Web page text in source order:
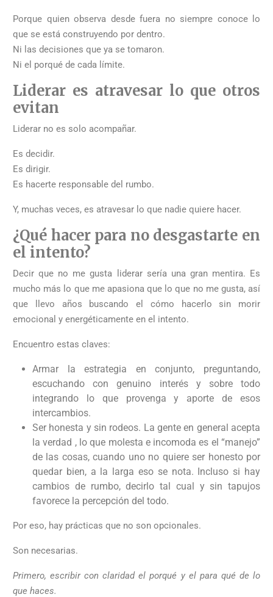
Porque quien observa desde fuera no siempre conoce lo
que se está construyendo por dentro.
Ni las decisiones que ya se tomaron.
Ni el porqué de cada límite.
Liderar es atravesar lo que otros
evitan
Liderar no es solo acompañar.
Es decidir.
Es dirigir.
Es hacerte responsable del rumbo.
Y, muchas veces, es atravesar lo que nadie quiere hacer.
¿Qué hacer para no desgastarte en
el intento?
Decir que no me gusta liderar sería una gran mentira. Es
mucho más lo que me apasiona que lo que no me gusta, así
que llevo años buscando el cómo hacerlo sin morir
emocional y energéticamente en el intento.
Encuentro estas claves:
Armar la estrategia en conjunto, preguntando,
escuchando con genuino interés y sobre todo
integrando lo que provenga y aporte de esos
intercambios.
Ser honesta y sin rodeos. La gente en general acepta
la verdad , lo que molesta e incomoda es el “manejo”
de las cosas, cuando uno no quiere ser honesto por
quedar bien, a la larga eso se nota. Incluso si hay
cambios de rumbo, decirlo tal cual y sin tapujos
favorece la percepción del todo.
Por eso, hay prácticas que no son opcionales.
Son necesarias.
Primero, escribir con claridad el porqué y el para qué de lo
que haces.